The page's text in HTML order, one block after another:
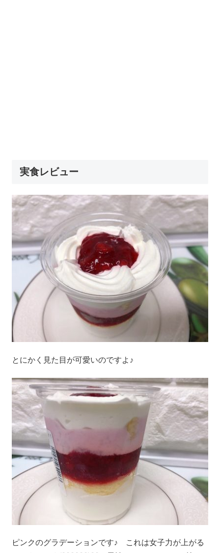
実食レビュー
とにかく見た目が可愛いのですよ♪
ピンクのグラデーションです♪ これは女子力が上がる